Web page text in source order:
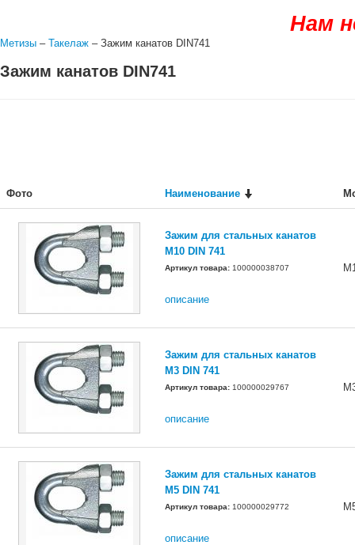
Нам
Метизы – Такелаж – Зажим канатов DIN741
Зажим канатов DIN741
Фото Наименование
Зажим для стальных канатов
М10 DIN 741
Артикул товара: 100000038707
описание
Зажим для стальных канатов
М3 DIN 741
Артикул товара: 100000029767
описание
Зажим для стальных канатов
М5 DIN 741
Артикул товара: 100000029772
описание